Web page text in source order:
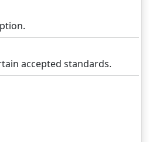
accepted standards.